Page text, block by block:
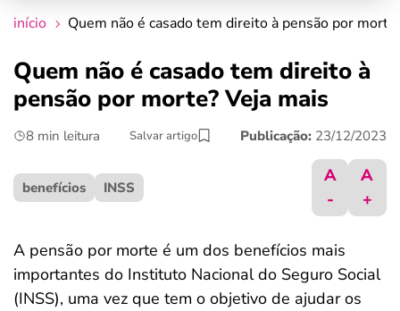
crédito fácil
últimas notícias
ferramentas
início Quem não é casado tem direito à pensão por
Quem não é casado tem direito à
pensão por morte? Veja mais
8 min leitura Salvar artigo Publicação: 23/12/2023
benefícios INSS
A
-
A
+
A pensão por morte é um dos benefícios mais
importantes do Instituto Nacional do Seguro Social
(INSS), uma vez que tem o objetivo de ajudar os